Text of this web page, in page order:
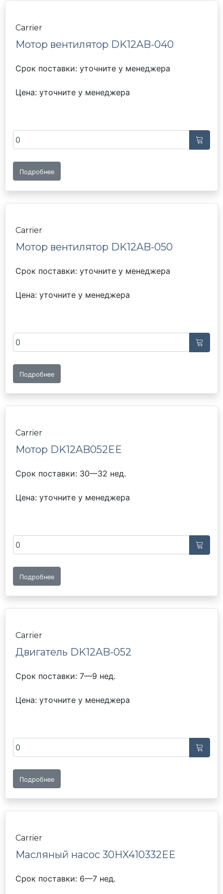
Carrier
Мотор вентилятор DK12AB-040
Срок поставки: уточните у менеджера
Цена: уточните у менеджера
Подробнее
Carrier
Мотор вентилятор DK12AB-050
Срок поставки: уточните у менеджера
Цена: уточните у менеджера
Подробнее
Carrier
Мотор DK12AB052EE
Срок поставки: 30—32 нед.
Цена: уточните у менеджера
Подробнее
Carrier
Двигатель DK12AB-052
Срок поставки: 7—9 нед.
Цена: уточните у менеджера
Подробнее
Carrier
Масляный насос 30HX410332EE
Срок поставки: 6—7 нед.